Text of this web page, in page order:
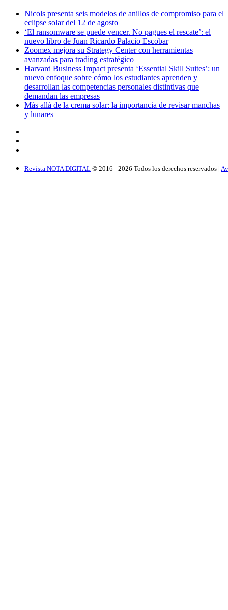
Nicols presenta seis modelos de anillos de compromiso para el
eclipse solar del 12 de agosto
‘El ransomware se puede vencer. No pagues el rescate’: el
nuevo libro de Juan Ricardo Palacio Escobar
Zoomex mejora su Strategy Center con herramientas
avanzadas para trading estratégico
Harvard Business Impact presenta ‘Essential Skill Suites’: un
nuevo enfoque sobre cómo los estudiantes aprenden y
desarrollan las competencias personales distintivas que
demandan las empresas
Más allá de la crema solar: la importancia de revisar manchas
y lunares
Revista NOTA DIGITAL © 2016 - 2026 Todos los derechos reservados |